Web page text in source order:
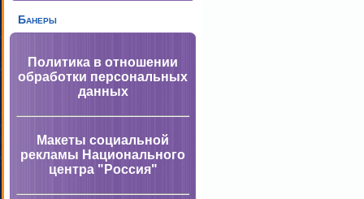
Банеры
Политика в отношении
обработки персональных
данных
Макеты социальной
рекламы Национального
центра "Россия"